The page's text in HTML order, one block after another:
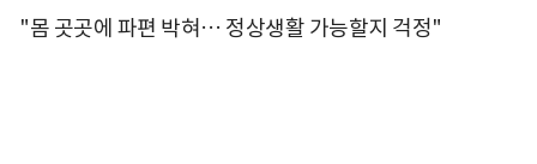
"몸 곳곳에 파편 박혀… 정상생활 가능할지 걱정"